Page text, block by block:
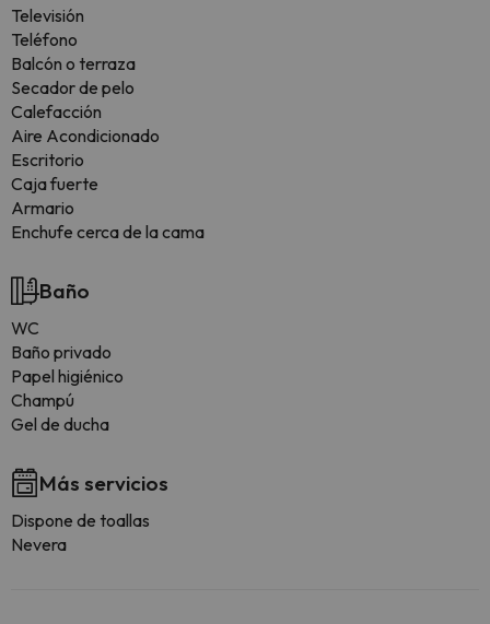
Televisión
Teléfono
Balcón o terraza
Secador de pelo
Calefacción
Aire Acondicionado
Escritorio
Caja fuerte
Armario
Enchufe cerca de la cama
Baño
WC
Baño privado
Papel higiénico
Champú
Gel de ducha
Más servicios
Dispone de toallas
Nevera